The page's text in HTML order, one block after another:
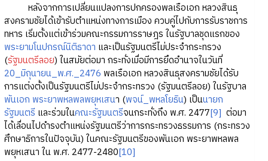
หลังจากการเปลี่ยนแปลงการปกครองพลเรือเอก หลวงสินธุ
สงครามชัยได้เข้ารับตำแหน่งทางการเมือง ควบคู่ไปกับการรับราชการ
ทหาร เริ่มตั้งแต่เข้าร่วมคณะกรรมการราษฎร ในรัฐบาลชุดแรกของ
พระยามโนปกรณ์นิติธาดา และเป็นรัฐมนตรีไม่ประจำกระทรวง
(รัฐมนตรีลอย) ในสมัยต่อมา กระทั่งเมื่อมีการยึดอำนาจในวันที่
20_มิถุนายน_พ.ศ._2476 พลเรือเอก หลวงสินธุสงครามชัยได้รับ
การแต่งตั้งเป็นรัฐมนตรีไม่ประจำกระทรวง (รัฐมนตรีลอย) ในรัฐบาล
พันเอก พระยาพหลพลพยุหเสนา (พจน์_พหลโยธิน) เป็นนายก
รัฐมนตรี และร่วมในคณะรัฐมนตรีจนกระทั่งถึง พ.ศ. 2477[9] ต่อมา
ได้เลื่อนไปดำรงตำแหน่งรัฐมนตรีว่าการกระทรวงธรรมการ (กระทรวง
ศึกษาธิการในปัจจุบัน) ในคณะรัฐมนตรีของพันเอก พระยาพหลพล
พยุหเสนา ใน พ.ศ. 2477-2480[10]